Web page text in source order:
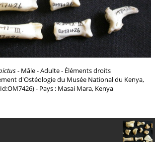
- Mâle - Adulte - Éléments droits
d'Ostéologie du Musée National du Kenya,
- Pays : Masai Mara, Kenya